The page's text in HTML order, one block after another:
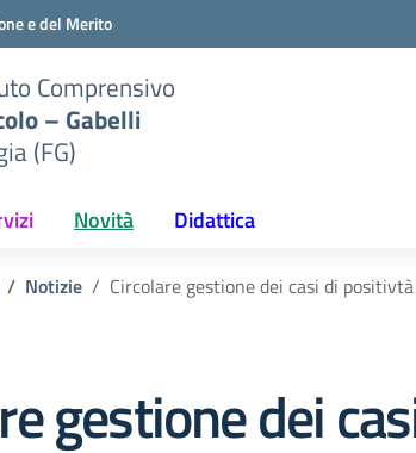
e del Merito
Comprensivo
– Gabelli
(FG)
Novità Didattica
Notizie Circolare gestione dei casi di
gestione dei